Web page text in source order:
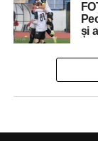
și